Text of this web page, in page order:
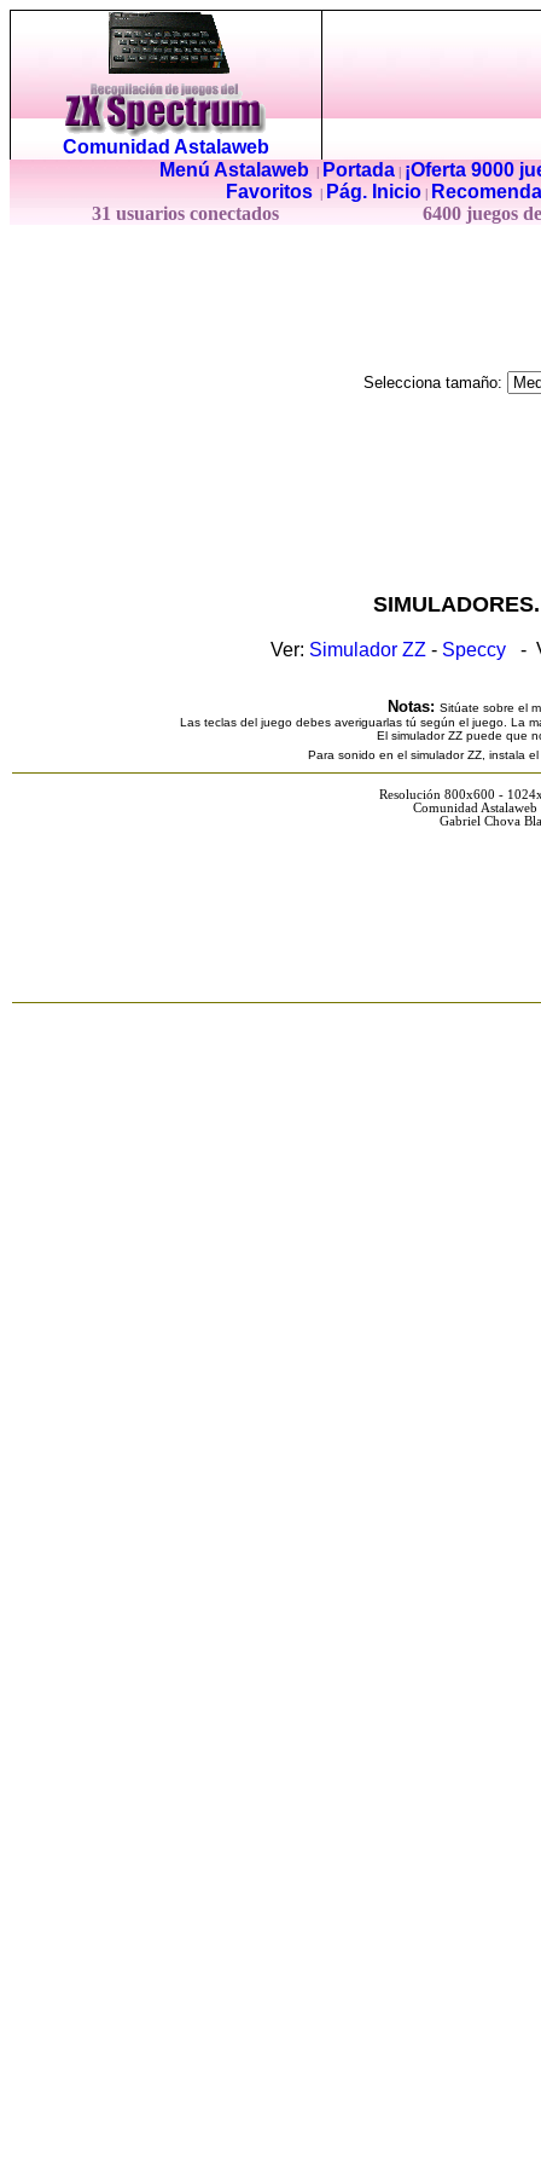
Comunidad Astalaweb
Menú Astalaweb| Portada|
¡Oferta 9000
Favoritos
Pág. Inicio
31 usuarios conectados
6400 juegos
Selecciona tamaño:
Ver: Simulador ZZ - Speccy -
Notas: Sitúate sobre el
Las teclas del juego debes averiguarlas tú según el juego. La
El simulador ZZ puede que
Para sonido en el simulador ZZ, instala
Resolución 800x600 -
Comunidad
Gabriel Chova